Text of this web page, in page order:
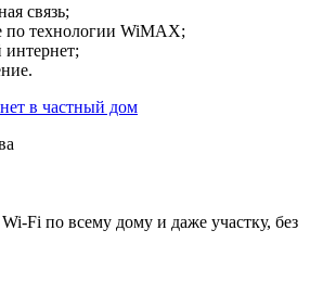
связь;
по технологии WiMAX;
в частный дом
Wi-Fi по всему дому и даже участку, без